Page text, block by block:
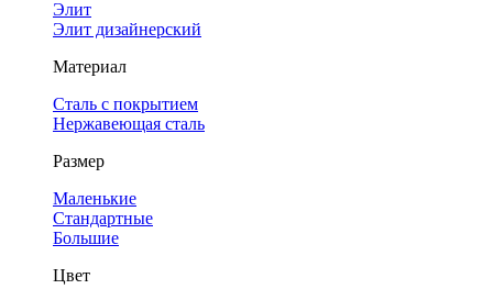
Элит
Элит дизайнерский
Материал
Сталь с покрытием
Нержавеющая сталь
Размер
Маленькие
Стандартные
Большие
Цвет